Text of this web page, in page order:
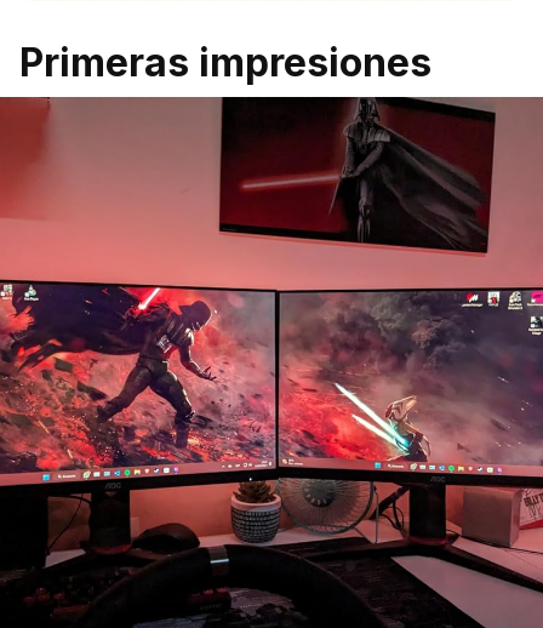
Primeras impresiones